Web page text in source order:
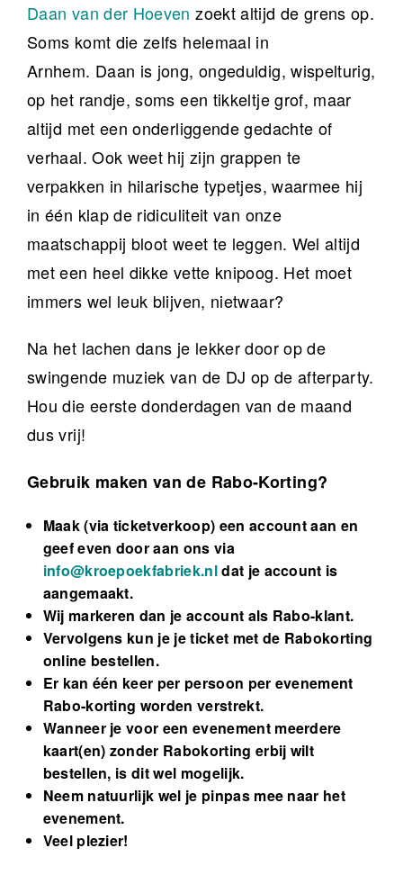
Daan van der Hoeven zoekt altijd de grens op.
Soms komt die zelfs helemaal in
Arnhem. Daan is jong, ongeduldig, wispelturig,
op het randje, soms een tikkeltje grof, maar
altijd met een onderliggende gedachte of
verhaal. Ook weet hij zijn grappen te
verpakken in hilarische typetjes, waarmee hij
in één klap de ridiculiteit van onze
maatschappij bloot weet te leggen. Wel altijd
met een heel dikke vette knipoog. Het moet
immers wel leuk blijven, nietwaar?
Na het lachen dans je lekker door op de
swingende muziek van de DJ op de afterparty.
Hou die eerste donderdagen van de maand
dus vrij!
Gebruik maken van de Rabo-Korting?
Maak (via ticketverkoop) een account aan en
geef even door aan ons via
info@kroepoekfabriek.nldat je account is
aangemaakt.
Wij markeren dan je account als Rabo-klant.
Vervolgens kun je je ticket met de Rabokorting
online bestellen.
Er kan één keer per persoon per evenement
Rabo-korting worden verstrekt.
Wanneer je voor een evenement meerdere
kaart(en) zonder Rabokorting erbij wilt
bestellen, is dit wel mogelijk.
Neem natuurlijk wel je pinpas mee naar het
evenement.
Veel plezier!